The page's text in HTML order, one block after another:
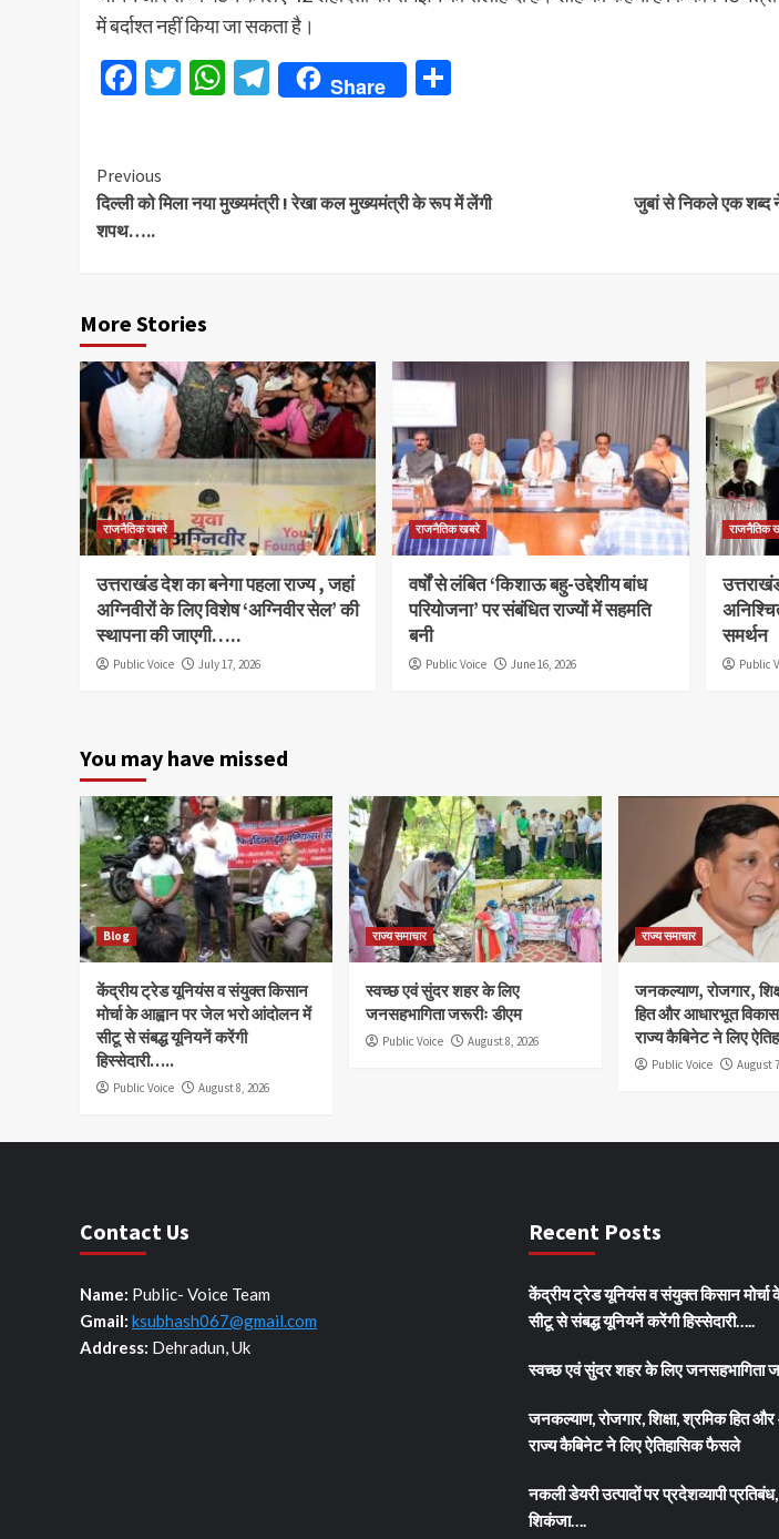
में बर्दाश्त नहीं किया जा सकता है।
Facebook
Twitter
WhatsApp
Telegram
Share
Continue
Reading
Previous
दिल्ली को मिला नया मुख्यमंत्री ! रेखा कल मुख्यमंत्री के रूप में लेंगी
शपथ…..
जुबां से निकले एक शब्द
More Stories
राजनैतिक खबरे
उत्तराखंड देश का बनेगा पहला राज्य , जहां
अग्निवीरों के लिए विशेष ‘अग्निवीर सेल’ की
स्थापना की जाएगी…..
Public Voice July 17, 2026
राजनैतिक खबरे
वर्षों से लंबित ‘किशाऊ बहु-उद्देशीय बांध
परियोजना’ पर संबंधित राज्यों में सहमति
बनी
Public Voice June 16, 2026
राजनैतिक
समर्थन
Public
You may have missed
Blog
केंद्रीय ट्रेड यूनियंस व संयुक्त किसान
मोर्चा के आह्वान पर जेल भरो आंदोलन में
सीटू से संबद्ध यूनियनें करेंगी
हिस्सेदारी…..
Public Voice August 8, 2026
राज्य समाचार
स्वच्छ एवं सुंदर शहर के लिए
जनसहभागिता जरूरीः डीएम
Public Voice August 8, 2026
राज्य समाचार
जनकल्याण, रोजगार,
हित और आधारभूत
राज्य कैबिनेट ने लिए
Public Voice August
Contact Us
Name: Public- Voice Team
Gmail: ksubhash067@gmail.com
Address: Dehradun, Uk
Recent Posts
केंद्रीय ट्रेड यूनियंस व संयुक्त किसान
सीटू से संबद्ध यूनियनें करेंगी हिस्सेदारी…..
स्वच्छ एवं सुंदर शहर के लिए जनसहभागिता
जनकल्याण, रोजगार, शिक्षा, श्रमिक हित
राज्य कैबिनेट ने लिए ऐतिहासिक फैसले
नकली डेयरी उत्पादों पर प्रदेशव्यापी
शिकंजा….